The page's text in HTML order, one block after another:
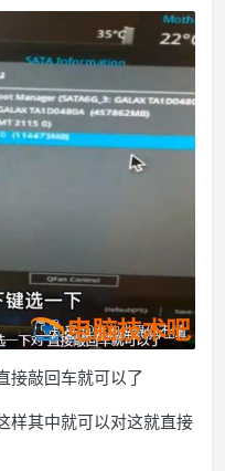
接敲回车就可以了
样其中就可以对这就直接